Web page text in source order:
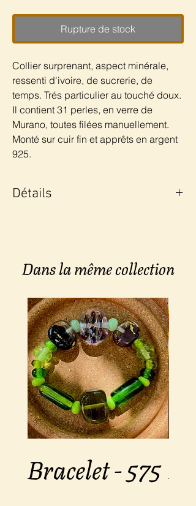
Rupture de stock
Collier surprenant, aspect minérale,
ressenti d'ivoire, de sucrerie, de
temps. Trés particulier au touché doux.
Il contient 31 perles, en verre de
Murano, toutes filées manuellement.
Monté sur cuir fin et apprêts en argent
925.
Détails
Dans la même collection
Bracelet - 575